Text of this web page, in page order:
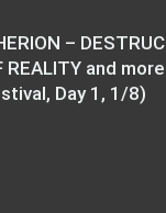
–
REALITY and
Day 1, 1/8)